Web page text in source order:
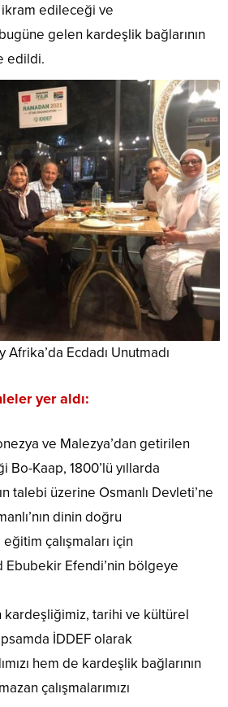
edileceği ve
gelen kardeşlik bağlarının
edildi.
Afrika’da Ecdadı Unutmadı
yer aldı:
ve Malezya’dan getirilen
Kaap, 1800’lü yıllarda
talebi üzerine Osmanlı Devleti’ne
dinin doğru
çalışmaları için
Efendi’nin bölgeye
kardeşliğimiz, tarihi ve kültürel
İDDEF olarak
hem de kardeşlik bağlarının
çalışmalarımızı